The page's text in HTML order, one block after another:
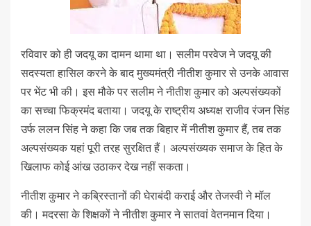
रविवार को ही जदयू का दामन थामा था। सलीम परवेज ने जदयू की
सदस्यता हासिल करने के बाद मुख्यमंत्री नीतीश कुमार से उनके आवास
पर भेंट भी की। इस मौके पर सलीम ने नीतीश कुमार को अल्‍पसंख्‍यकों
का सच्‍चा फ‍िक्रमंद बताया। जदयू के राष्‍ट्रीय अध्‍यक्ष राजीव रंजन सिंह
उर्फ ललन सिंह ने कहा कि जब तक बिहार में नीतीश कुमार हैं, तब तक
अल्पसंख्यक यहां पूरी तरह सुरक्षित हैं। अल्पसंख्यक समाज के हित के
खिलाफ कोई आंख उठाकर देख नहीं सकता।
नीतीश कुमार ने कब्रिस्तानों की घेराबंदी कराई और तेजस्वी ने मॉल
की। मदरसा के शिक्षकों ने नीतीश कुमार ने सातवां वेतनमान दिया।